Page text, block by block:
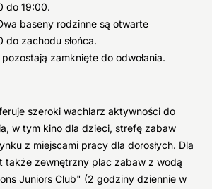
do 19:00.
baseny rodzinne są otwarte
do zachodu słońca.
zamknięte do odwołania.
szeroki wachlarz aktywności do
w tym kino dla dzieci, strefę zabaw
z miejscami pracy dla dorosłych. Dla
także zewnętrzny plac zabaw z wodą
Juniors Club" (2 godziny dziennie w